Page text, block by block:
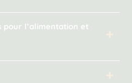
pour l’alimentation et